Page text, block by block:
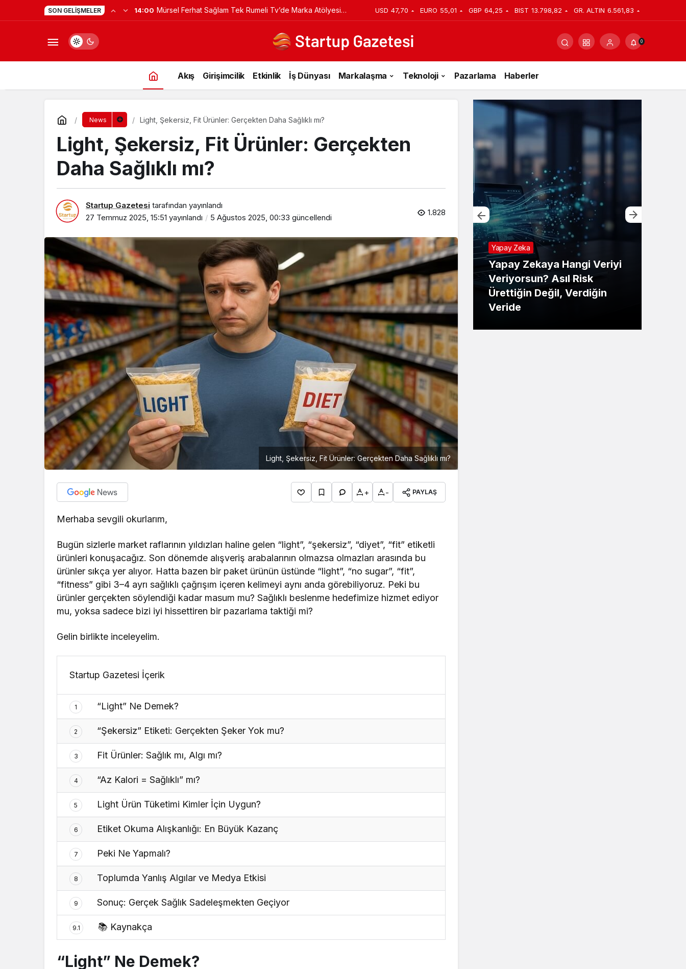
SON GELIŞMELER 14:00 Mürsel Ferhat Sağlam Tek Rumeli Tv’de Marka Atölyesi USD 47,70 EURO 55,01 GBP 64,25 BIST 13.798,82 GR. ALTIN 6.561,83
0
Akış Girişimcilik Etkinlik İş Dünyası Markalaşma Teknoloji Pazarlama Haberler
News Light, Şekersiz, Fit Ürünler: Gerçekten Daha Sağlıklı mı?
Light, Şekersiz, Fit Ürünler: Gerçekten
Daha Sağlıklı mı?
Startup Gazetesi tarafından yayınlandı
27 Temmuz 2025, 15:51 yayınlandı 5 Ağustos 2025, 00:33 güncellendi 1.828
Light, Şekersiz, Fit Ürünler: Gerçekten Daha Sağlıklı mı?
+ - PAYLAŞ
Merhaba sevgili okurlarım,
Bugün sizlerle market raflarının yıldızları haline gelen “light”, “şekersiz”, “diyet”, “fit” etiketli
ürünleri konuşacağız. Son dönemde alışveriş arabalarının olmazsa olmazları arasında bu
ürünler sıkça yer alıyor. Hatta bazen bir paket ürünün üstünde “light”, “no sugar”, “fit”,
“fitness” gibi 3–4 ayrı sağlıklı çağrışım içeren kelimeyi aynı anda görebiliyoruz. Peki bu
ürünler gerçekten söylendiği kadar masum mu? Sağlıklı beslenme hedefimize hizmet ediyor
mu, yoksa sadece bizi iyi hissettiren bir pazarlama taktiği mi?
Gelin birlikte inceleyelim.
Startup Gazetesi İçerik
1 “Light” Ne Demek?
2 “Şekersiz” Etiketi: Gerçekten Şeker Yok mu?
3 Fit Ürünler: Sağlık mı, Algı mı?
4 “Az Kalori = Sağlıklı” mı?
5 Light Ürün Tüketimi Kimler İçin Uygun?
6 Etiket Okuma Alışkanlığı: En Büyük Kazanç
7 Peki Ne Yapmalı?
8 Toplumda Yanlış Algılar ve Medya Etkisi
9 Sonuç: Gerçek Sağlık Sadeleşmekten Geçiyor
9.1 📚 Kaynakça
“Light” Ne Demek?
Mürsel Ferhat Sağlam Tek
Rumeli Tv’de Marka
Atölyesi Programına Konuk
Oldu
Yapay Zeka
Yapay Zekaya Hangi Veriyi
Veriyorsun? Asıl Risk
Ürettiğin Değil, Verdiğin
Veride